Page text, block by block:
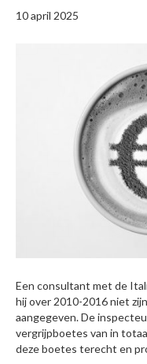
10 april 2025
Een consultant met de
hij over 2010-2016 niet
aangegeven. De
vergrijpboetes van in
deze boetes terecht en